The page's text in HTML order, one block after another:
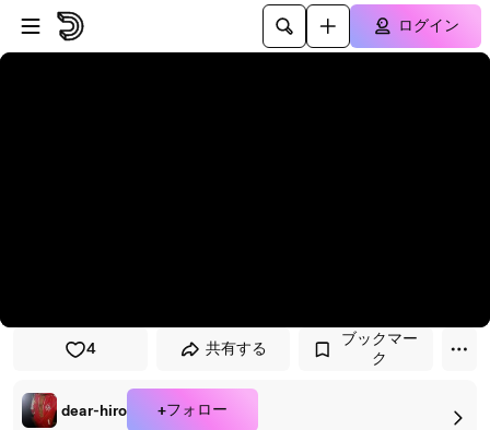
プレイヤーにスキップ
メインコンテンツにスキップ
ログイン
4 共有する
ブックマー
ク
dear-hiro +フォロー